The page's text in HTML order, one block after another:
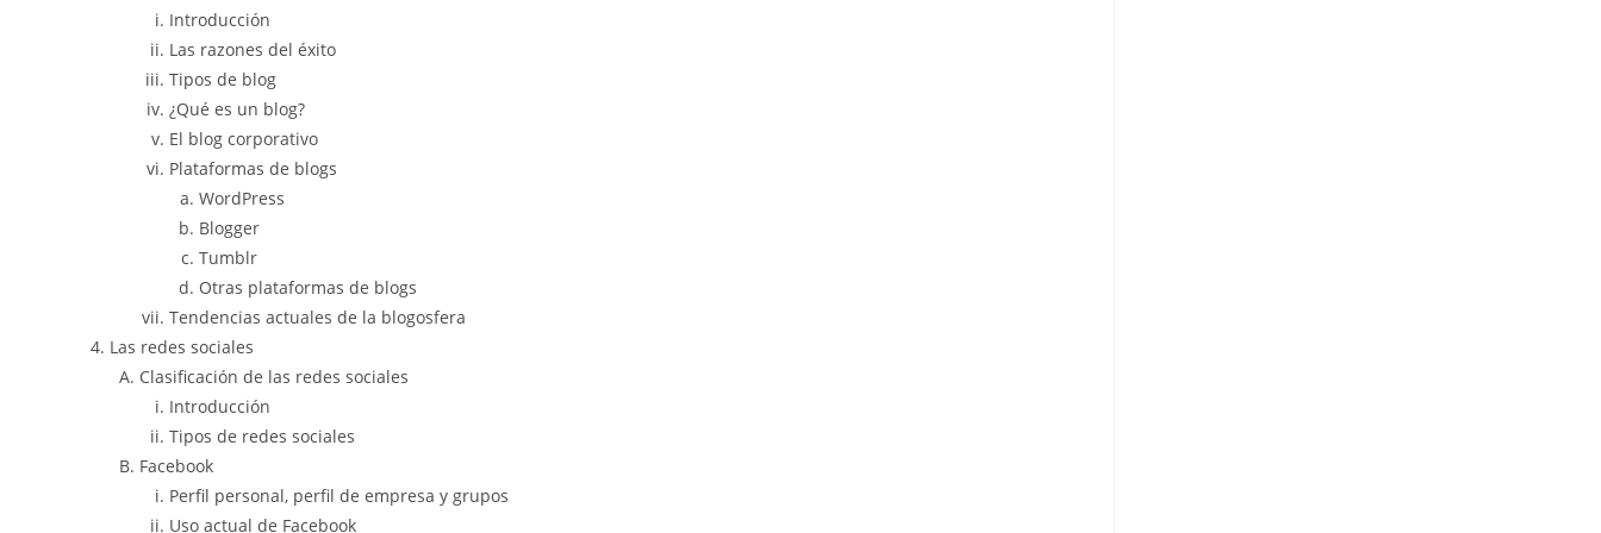
Introducción
Las razones del éxito
Tipos de blog
¿Qué es un blog?
El blog corporativo
Plataformas de blogs
WordPress
Blogger
Tumblr
Otras plataformas de blogs
Tendencias actuales de la blogosfera
Las redes sociales
Clasificación de las redes sociales
Introducción
Tipos de redes sociales
Facebook
Perfil personal, perfil de empresa y grupos
Uso actual de Facebook